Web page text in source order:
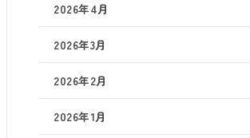
2026年4月
2026年3月
2026年2月
2026年1月